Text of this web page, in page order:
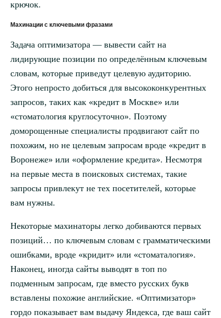
крючок.
Махинации с ключевыми фразами
Задача оптимизатора — вывести сайт на
лидирующие позиции по определённым ключевым
словам, которые приведут целевую аудиторию.
Этого непросто добиться для высококонкурентных
запросов, таких как «кредит в Москве» или
«стоматология круглосуточно». Поэтому
доморощенные специалисты продвигают сайт по
похожим, но не целевым запросам вроде «кредит в
Воронеже» или «оформление кредита». Несмотря
на первые места в поисковых системах, такие
запросы привлекут не тех посетителей, которые
вам нужны.
Некоторые махинаторы легко добиваются первых
позиций… по ключевым словам с грамматическими
ошибками, вроде «кридит» или «стоматалогия».
Наконец, иногда сайты выводят в топ по
подменным запросам, где вместо русских букв
вставлены похожие английские. «Оптимизатор»
гордо показывает вам выдачу Яндекса, где ваш сайт